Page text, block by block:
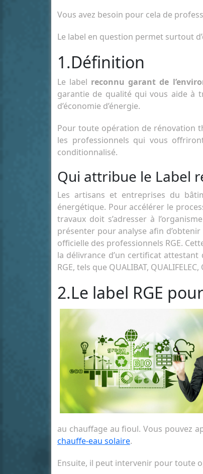
Vous avez besoin pour cela de
Le label en question permet surtout
1.Définition
Le label reconnu garant de
garantie de qualité qui vous aide à
d’économie d’énergie.
Pour toute opération de rénovation
les professionnels qui vous
conditionnalisé.
Qui attribue le Label
Les artisans et entreprises du
énergétique. Pour accélérer le
travaux doit s’adresser à
présenter pour analyse afin
officielle des professionnels RGE.
la délivrance d’un certificat
RGE, tels que QUALIBAT,
2.Le label RGE
au chauffage au fioul. Vous pouvez
chauffe-eau solaire.
Ensuite, il peut intervenir pour toute